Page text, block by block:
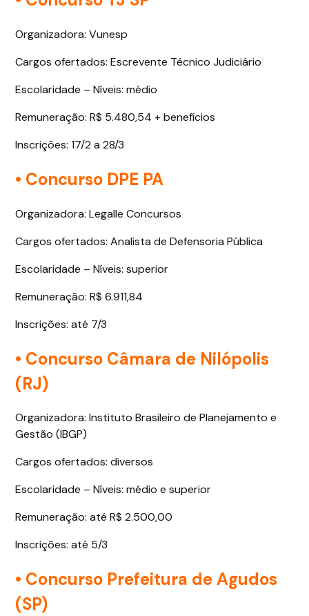
Organizadora: Vunesp
Cargos ofertados: Escrevente Técnico Judiciário
Escolaridade – Níveis: médio
Remuneração: R$ 5.480,54 + benefícios
Inscrições: 17/2 a 28/3
• Concurso DPE PA
Organizadora: Legalle Concursos
Cargos ofertados: Analista de Defensoria Pública
Escolaridade – Níveis: superior
Remuneração: R$ 6.911,84
Inscrições: até 7/3
• Concurso Câmara de Nilópolis
(RJ)
Organizadora: Instituto Brasileiro de Planejamento e
Gestão (IBGP)
Cargos ofertados: diversos
Escolaridade – Níveis: médio e superior
Remuneração: até R$ 2.500,00
Inscrições: até 5/3
• Concurso Prefeitura de Agudos
(SP)